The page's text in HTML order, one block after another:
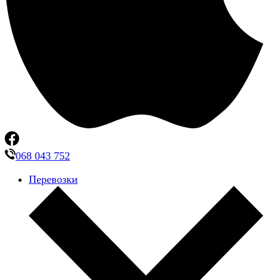
068 043 752
Перевозки